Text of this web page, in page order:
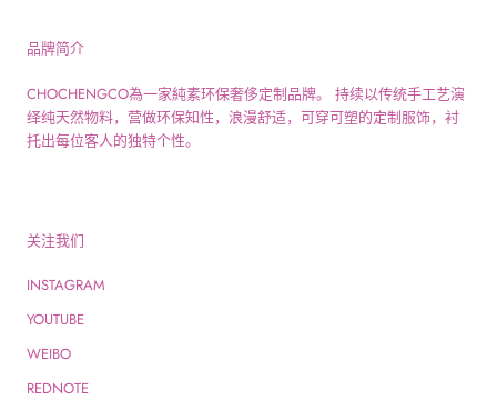
品牌简介
CHOCHENGCO為一家純素环保奢侈定制品牌。 持续以传统手工艺演
绎纯天然物料，营做环保知性，浪漫舒适，可穿可塑的定制服饰，衬
托出每位客人的独特个性。
关注我们
INSTAGRAM
YOUTUBE
WEIBO
REDNOTE